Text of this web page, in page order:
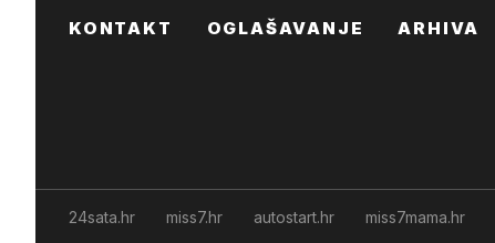
KONTAKT OGLAŠAVANJE ARHIVA
24sata.hr miss7.hr autostart.hr miss7mama.hr